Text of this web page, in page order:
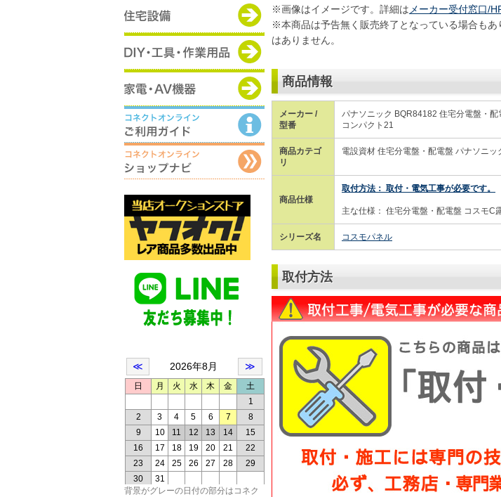
背景がグレーの日付の部分はコネク
※画像はイメージです。詳細は メーカー受付窓口/
※本商品は予告無く販売終了となっている場合も
はありません。
商品情報
メーカー /
型番
パナソニック BQR84182 住宅分電盤・
コンパクト21
商品カテゴ
リ
電設資材 住宅分電盤・配電盤 パナソニ
商品仕様
取付方法： 取付・電気工事が必要です。
主な仕様： 住宅分電盤・配電盤 コスモC
シリーズ名 コスモパネル
取付方法